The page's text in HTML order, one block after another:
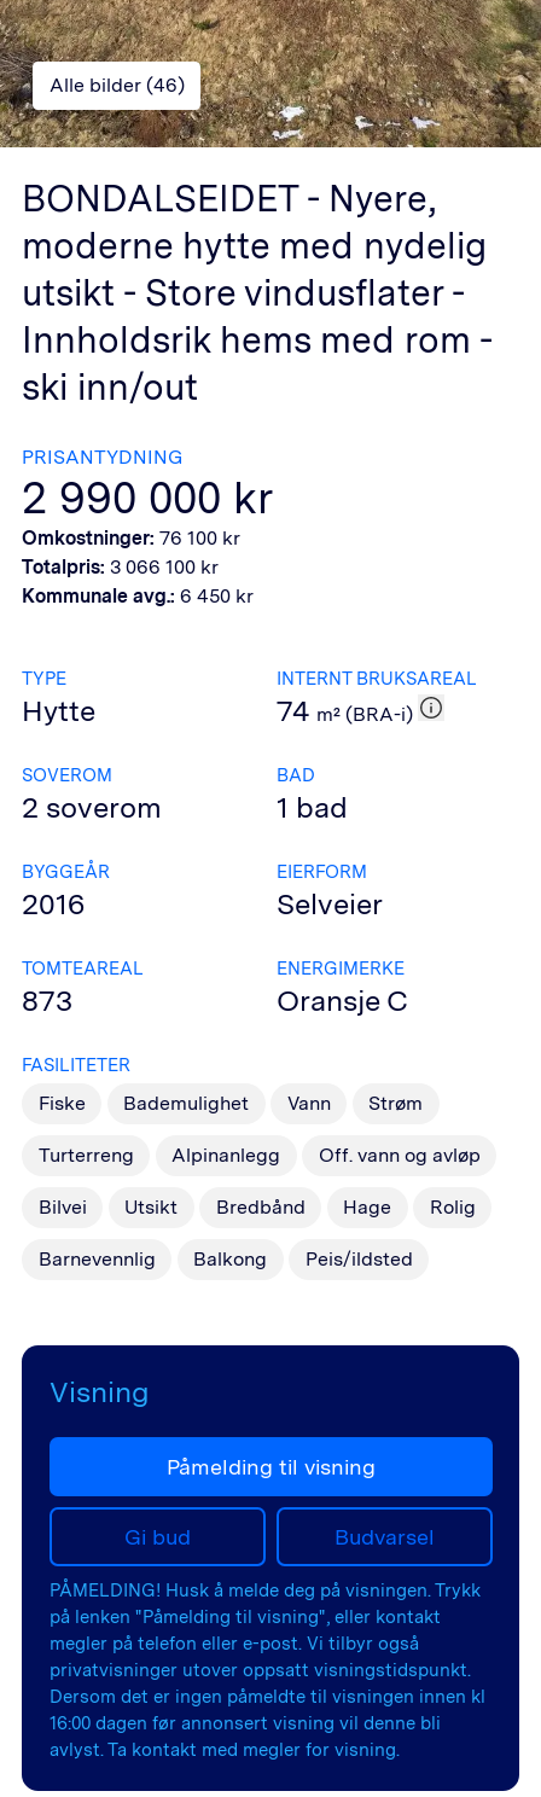
Alle bilder (46)
BONDALSEIDET - Nyere,
moderne hytte med nydelig
utsikt - Store vindusflater -
Innholdsrik hems med rom -
ski inn/out
PRISANTYDNING
2 990 000 kr
Omkostninger: 76 100 kr
Totalpris: 3 066 100 kr
Kommunale avg.: 6 450 kr
TYPE
Hytte
INTERNT BRUKSAREAL
74 m² (BRA-i)
SOVEROM
2 soverom
BAD
1 bad
BYGGEÅR
2016
EIERFORM
Selveier
TOMTEAREAL
873
ENERGIMERKE
Oransje C
FASILITETER
Fiske Bademulighet Vann Strøm
Turterreng Alpinanlegg Off. vann og avløp
Bilvei Utsikt Bredbånd Hage Rolig
Barnevennlig Balkong Peis/ildsted
Visning
Påmelding til visning
Gi bud Budvarsel
PÅMELDING! Husk å melde deg på visningen. Trykk
på lenken "Påmelding til visning", eller kontakt
megler på telefon eller e-post. Vi tilbyr også
privatvisninger utover oppsatt visningstidspunkt.
Dersom det er ingen påmeldte til visningen innen kl
16:00 dagen før annonsert visning vil denne bli
avlyst. Ta kontakt med megler for visning.